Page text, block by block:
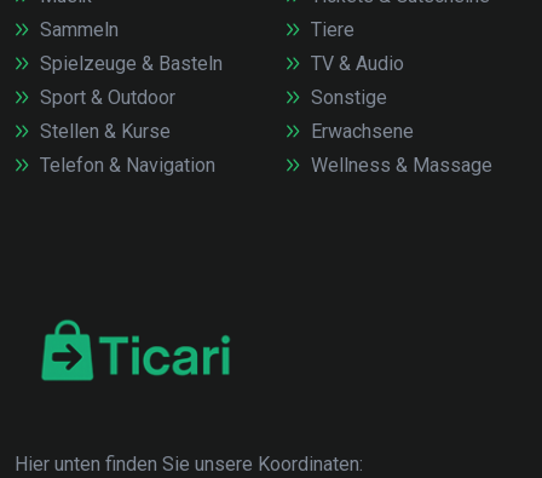
Sammeln
Spielzeuge & Basteln
Sport & Outdoor
Stellen & Kurse
Telefon & Navigation
Tiere
TV & Audio
Sonstige
Erwachsene
Wellness & Massage
Hier unten finden Sie unsere Koordinaten: